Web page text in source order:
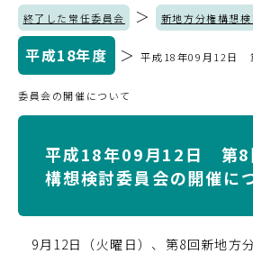
終了した常任委員会 ＞ 新地方分権構想
平成18年度
＞平成18年09月12日
委員会の開催について
平成18年09月12日 第8
構想検討委員会の開催に
9月12日（火曜日）、第8回新地方